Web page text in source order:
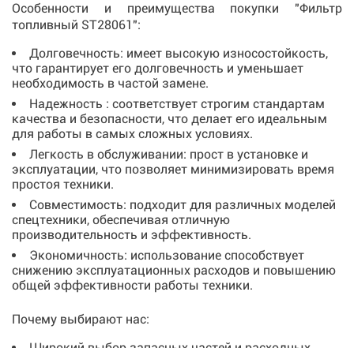
Особенности и преимущества покупки "Фильтр
топливный ST28061":
Долговечность: имеет высокую износостойкость,
что гарантирует его долговечность и уменьшает
необходимость в частой замене.
Надежность : соответствует строгим стандартам
качества и безопасности, что делает его идеальным
для работы в самых сложных условиях.
Легкость в обслуживании: прост в установке и
эксплуатации, что позволяет минимизировать время
простоя техники.
Совместимость: подходит для различных моделей
спецтехники, обеспечивая отличную
производительность и эффективность.
Экономичность: использование способствует
снижению эксплуатационных расходов и повышению
общей эффективности работы техники.
Почему выбирают нас: